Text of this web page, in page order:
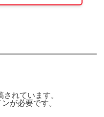
れています。
ンが必要です。